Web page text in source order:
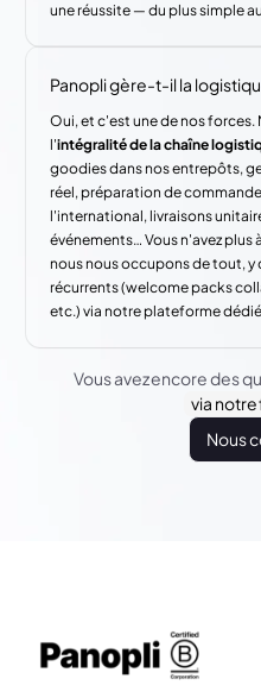
une réussite — du plus simple
Panopli gère-t-il la
Oui, et c'est une de nos forces.
l'intégralité de la chaîne
goodies dans nos entrepôts,
réel, préparation de
l'international, livraisons
événements… Vous n'avez plus
nous nous occupons de tout, y
récurrents (welcome packs
etc.) via notre plateforme
Vous avez encore des
via
Nous